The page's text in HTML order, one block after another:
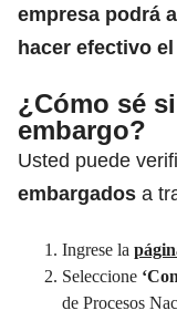
empresa podrá
hacer efectivo
¿Cómo sé
embargo?
Usted puede
embargados a
Ingrese la
Seleccione
de Procesos